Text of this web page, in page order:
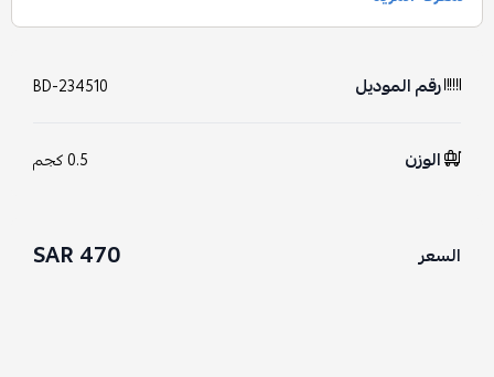
رقم الموديل BD-234510
الوزن 0.5 كجم
السعر 470 SAR